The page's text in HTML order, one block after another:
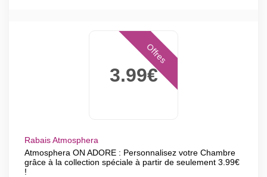
3.99€
Offres
Rabais Atmosphera
Atmosphera ON ADORE : Personnalisez votre Chambre
grâce à la collection spéciale à partir de seulement 3.99€
!